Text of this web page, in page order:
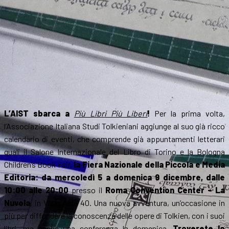
L’AIST sbarca a Più Libri Più Liberi! Per la prima volta,
l’Associazione Italiana Studi Tolkieniani aggiunge al suo già ricco
calendario di eventi, che comprende già appuntamenti letterari
quali il Salone Internazionale del Libro di Torino e la Bologna
Children’s Book Fair,la Fiera Nazionale della Piccola e Media
Editoria: da mercoledì 5 a domenica 9 dicembre, dalle
10:00 alle 20:00presso il Roma Convention Center – La
Nuvola, in Viale Asia 40. Una nuova avventura, un’occasione in
più per diffondere la conoscenza delle opere di Tolkien, con i suoi